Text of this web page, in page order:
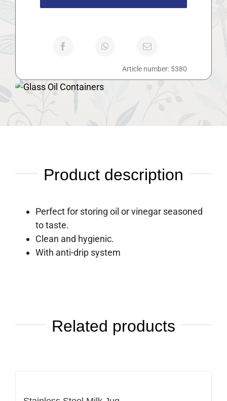
Article number: 5380
Product description
Perfect for storing oil or vinegar seasoned
to taste.
Clean and hygienic.
With anti-drip system
Related products